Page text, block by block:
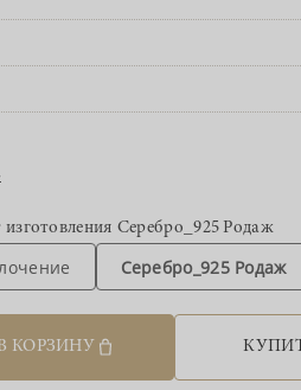
Серебро_925 Родаж
Серебро_925 Родаж
КОРЗИНУ